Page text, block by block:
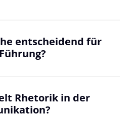
entscheidend für
und wirkt stärker als bloße
Rhetorik in der